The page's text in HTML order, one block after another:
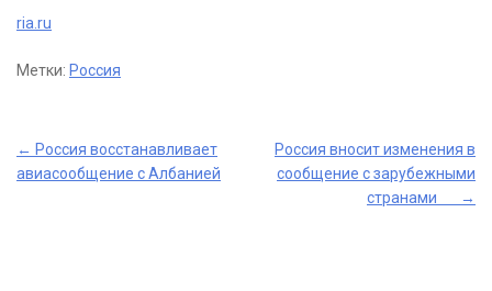
ria.ru
Метки: Россия
Post
← Россия восстанавливает
авиасообщение с Албанией
Россия вносит изменения в
сообщение с зарубежными
странами
→